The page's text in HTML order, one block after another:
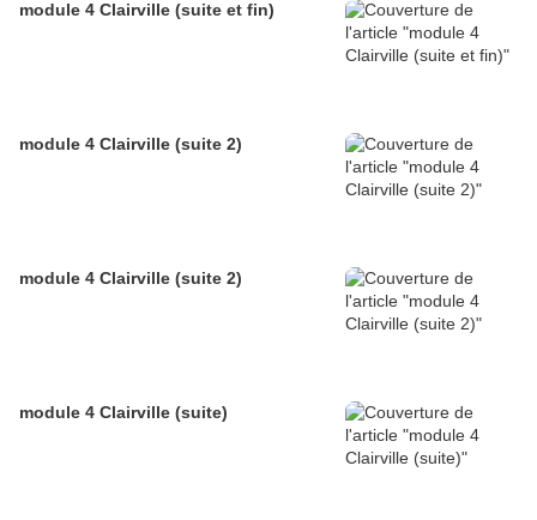
module 4 Clairville (suite et fin)
module 4 Clairville (suite 2)
module 4 Clairville (suite 2)
module 4 Clairville (suite)